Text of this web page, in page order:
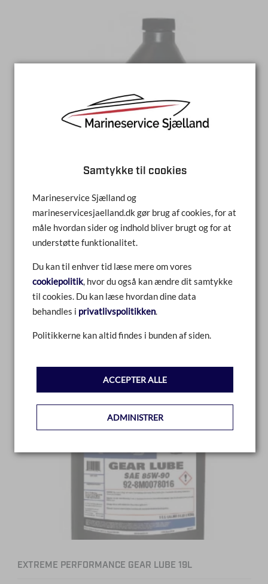
EXTREME PERFORMANCE GEAR LUBE 1L
SAMMENLIGN
LÆS MERE
EXTREME PERFORMANCE GEAR LUBE 19L
Samtykke til cookies
Marineservice Sjælland og
marineservicesjaelland.dk gør brug af cookies, for at
måle hvordan sider og indhold bliver brugt og for at
understøtte funktionalitet.
Du kan til enhver tid læse mere om vores
cookiepolitik, hvor du også kan ændre dit samtykke
til cookies. Du kan læse hvordan dine data
behandles i privatlivspolitikken.
Politikkerne kan altid findes i bunden af siden.
ACCEPTER ALLE
ADMINISTRER